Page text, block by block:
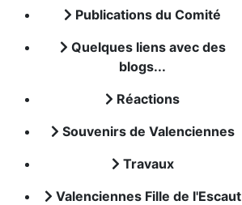
Publications du Comité
Quelques liens avec des
blogs...
Réactions
Souvenirs de Valenciennes
Travaux
Valenciennes Fille de l'Escaut